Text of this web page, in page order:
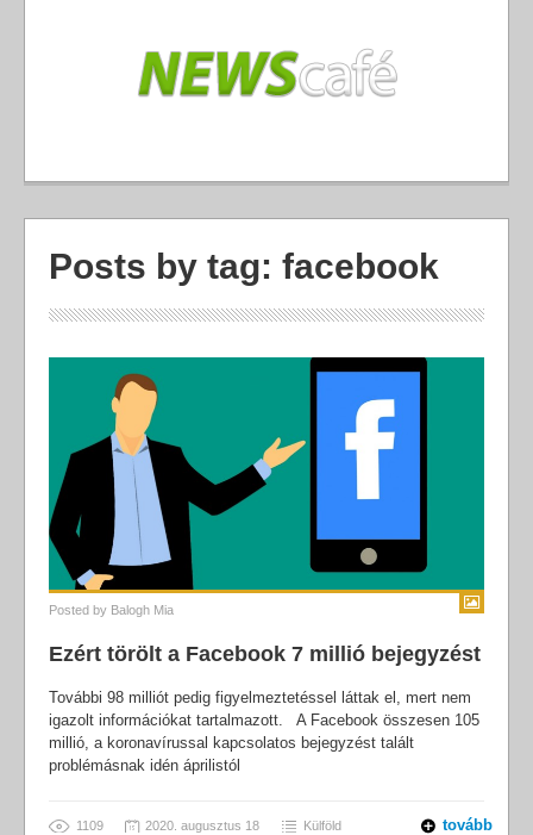
Posts by tag: facebook
Posted by Balogh Mia
Ezért törölt a Facebook 7 millió bejegyzést
További 98 milliót pedig figyelmeztetéssel láttak el, mert nem
igazolt információkat tartalmazott. A Facebook összesen 105
millió, a koronavírussal kapcsolatos bejegyzést talált
problémásnak idén áprilistól
1109 2020. augusztus 18 Külföld tovább